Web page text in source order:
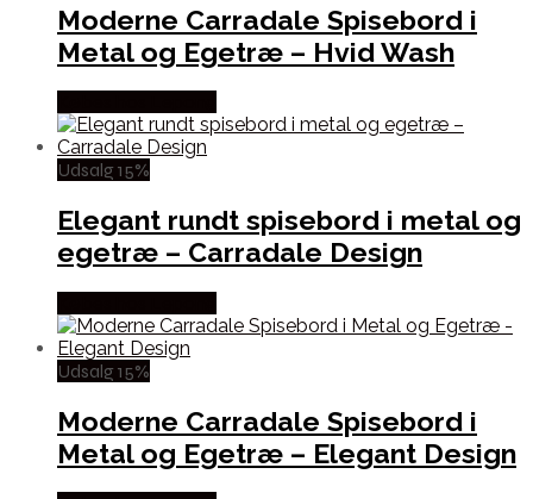
Moderne Carradale Spisebord i
Metal og Egetræ – Hvid Wash
Udsalg 15%
Elegant rundt spisebord i metal og
egetræ – Carradale Design
Udsalg 15%
Moderne Carradale Spisebord i
Metal og Egetræ – Elegant Design